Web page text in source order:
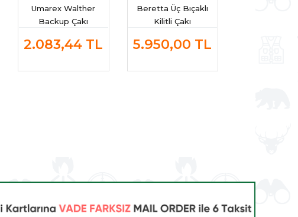
Umarex Walther
Backup Çakı
2.083,44 TL
Beretta Üç Bıçaklı
Kilitli Çakı
5.950,00 TL